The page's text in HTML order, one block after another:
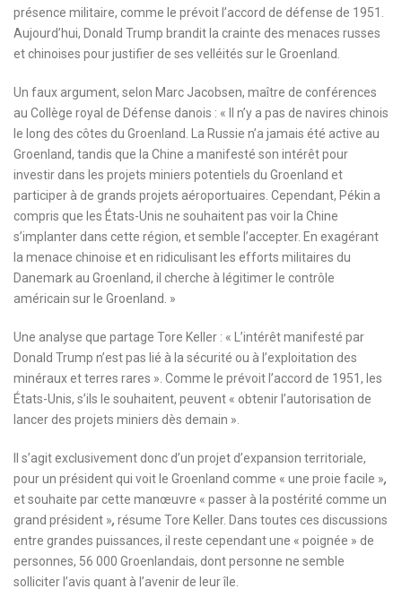
présence militaire, comme le prévoit l’accord de défense de 1951.
Aujourd’hui, Donald Trump brandit la crainte des menaces russes
et chinoises pour justifier de ses velléités sur le Groenland.
Un faux argument, selon Marc Jacobsen, maître de conférences
au Collège royal de Défense danois : « Il n’y a pas de navires chinois
le long des côtes du Groenland. La Russie n’a jamais été active au
Groenland, tandis que la Chine a manifesté son intérêt pour
investir dans les projets miniers potentiels du Groenland et
participer à de grands projets aéroportuaires. Cependant, Pékin a
compris que les États-Unis ne souhaitent pas voir la Chine
s’implanter dans cette région, et semble l’accepter. En exagérant
la menace chinoise et en ridiculisant les efforts militaires du
Danemark au Groenland, il cherche à légitimer le contrôle
américain sur le Groenland. »
Une analyse que partage Tore Keller : « L’intérêt manifesté par
Donald Trump n’est pas lié à la sécurité ou à l’exploitation des
minéraux et terres rares ». Comme le prévoit l’accord de 1951, les
États-Unis, s’ils le souhaitent, peuvent « obtenir l’autorisation de
lancer des projets miniers dès demain ».
Il s’agit exclusivement donc d’un projet d’expansion territoriale,
pour un président qui voit le Groenland comme « une proie facile »,
et souhaite par cette manœuvre « passer à la postérité comme un
grand président », résume Tore Keller. Dans toutes ces discussions
entre grandes puissances, il reste cependant une « poignée » de
personnes, 56 000 Groenlandais, dont personne ne semble
solliciter l’avis quant à l’avenir de leur île.